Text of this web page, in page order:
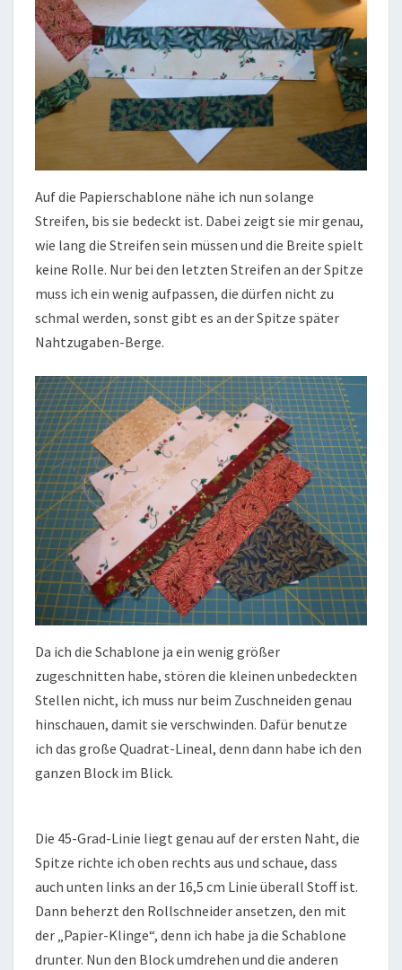
Auf die Papierschablone nähe ich nun solange
Streifen, bis sie bedeckt ist. Dabei zeigt sie mir genau,
wie lang die Streifen sein müssen und die Breite spielt
keine Rolle. Nur bei den letzten Streifen an der Spitze
muss ich ein wenig aufpassen, die dürfen nicht zu
schmal werden, sonst gibt es an der Spitze später
Nahtzugaben-Berge.
Da ich die Schablone ja ein wenig größer
zugeschnitten habe, stören die kleinen unbedeckten
Stellen nicht, ich muss nur beim Zuschneiden genau
hinschauen, damit sie verschwinden. Dafür benutze
ich das große Quadrat-Lineal, denn dann habe ich den
ganzen Block im Blick.
Die 45-Grad-Linie liegt genau auf der ersten Naht, die
Spitze richte ich oben rechts aus und schaue, dass
auch unten links an der 16,5 cm Linie überall Stoff ist.
Dann beherzt den Rollschneider ansetzen, den mit
der „Papier-Klinge“, denn ich habe ja die Schablone
drunter. Nun den Block umdrehen und die anderen